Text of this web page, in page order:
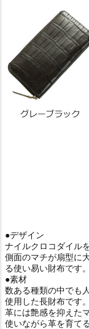
●デザイン
ナイルクロコダイル
側面のマチが扇型に
る使い易い財布です。
●素材
数ある種類の中でも
使用した長財布です。
革には艶感を抑えた
使いながら革を育て